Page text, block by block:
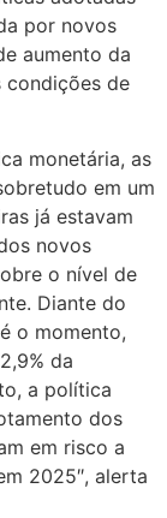
por novos
aumento da
condições de
monetária, as
em um
já estavam
novos
o nível de
Diante do
o momento,
da
a política
dos
em risco a
2025″, alerta